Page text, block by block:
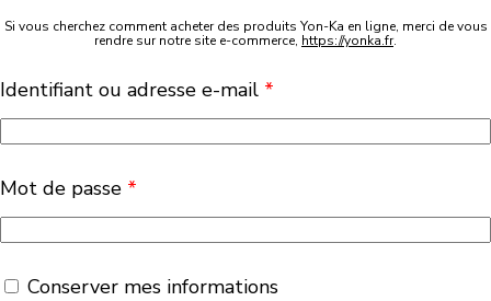
Si vous cherchez comment acheter des produits Yon-Ka en ligne, merci de vous
rendre sur notre site e-commerce, https://yonka.fr.
Identifiant ou adresse e-mail *
Mot de passe *
Conserver mes informations